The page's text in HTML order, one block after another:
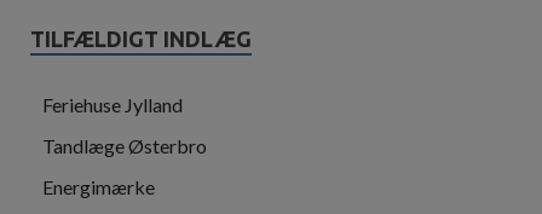
TILFÆLDIGT INDLÆG
Feriehuse Jylland
Tandlæge Østerbro
Energimærke